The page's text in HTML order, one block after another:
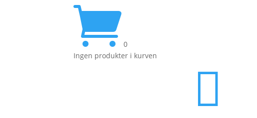
 0
Ingen produkter i kurven
